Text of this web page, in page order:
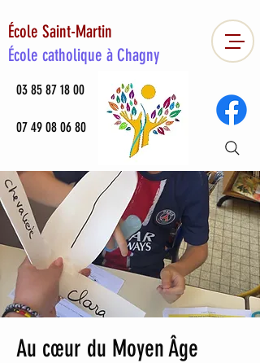
École Saint-Martin
École catholique à Chagny
03 85 87 18 00
07 49 08 06 80
Au cœur du Moyen Âge